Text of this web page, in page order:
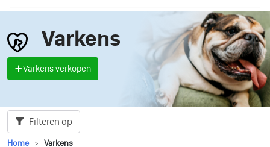
Varkens
Varkens verkopen
Filteren op
Home Varkens